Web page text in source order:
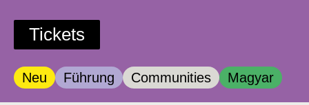
Tickets
Kategorie:
Neu Kategorie:
Führung Kategorie:
Communities Kategorie:
Magyar